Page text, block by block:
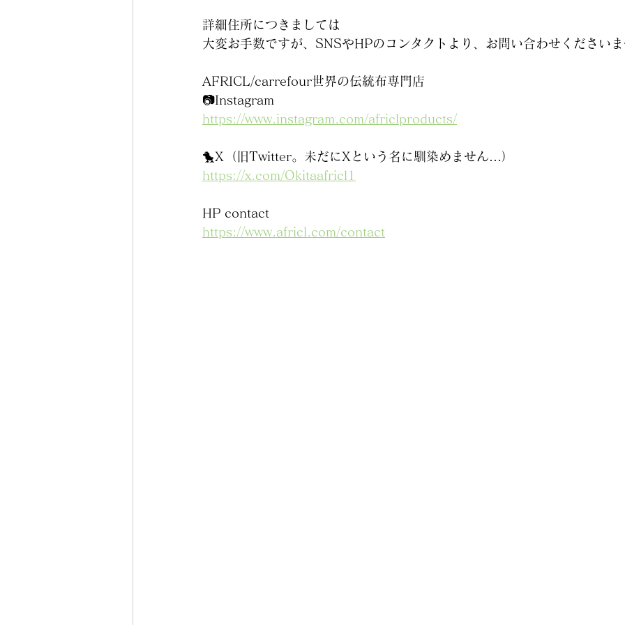
詳細住所につきましては
大変お手数ですが、SNSやHPのコンタクトより、お問い合わせください
AFRICL/carrefour世界の伝統布専門店
📷Instagram
https://www.instagram.com/africlproducts/
🐤X（旧Twitter。未だにXという名に馴染めません…）
https://x.com/Okitaafricl1
HP contact
https://www.africl.com/contact